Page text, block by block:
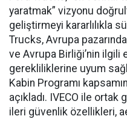
yaratmak” vizyonu
geliştirmeyi kararlılıkla
Trucks, Avrupa
ve Avrupa Birliği’nin ilgili
gerekliliklerine uyum
Kabin Programı
açıkladı. IVECO ile
ileri güvenlik özellikleri,